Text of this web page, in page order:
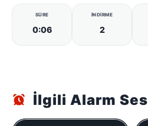
SÜRE
0:06
İNDIRME
2
İlgili Alarm